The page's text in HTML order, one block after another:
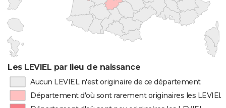
Les LEVIEL par lieu de naissance
Aucun LEVIEL n'est originaire de ce département
Département d'où sont rarement originaires les LEVIEL